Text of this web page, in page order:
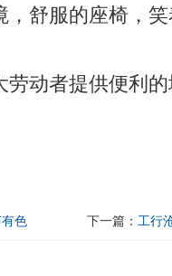
舒服的座椅，笑
动者提供便利的
色 下一篇： 工行